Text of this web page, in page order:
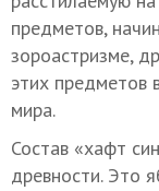
предметов,
зороастризме,
этих предметов
мира.
Состав «хафт
древности. Это